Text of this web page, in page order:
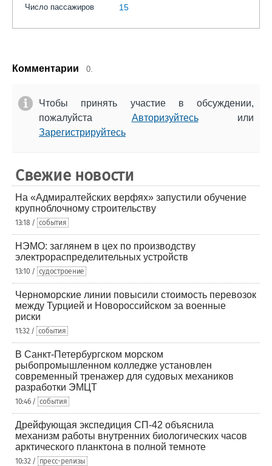
Число пассажиров 15
Комментарии 0.
Чтобы принять участие в обсуждении,
пожалуйста Авторизуйтесьили
Зарегистрируйтесь
Свежие новости
На «Адмиралтейских верфях» запустили обучение
крупноблочному строительству
13:18 / события
НЭМО: заглянем в цех по производству
электрораспределительных устройств
13:10 / судостроение
Черноморские линии повысили стоимость перевозок
между Турцией и Новороссийском за военные
риски
11:32 / события
В Санкт-Петербургском морском
рыбопромышленном колледже установлен
современный тренажер для судовых механиков
разработки ЭМЦТ
10:46 / события
Дрейфующая экспедиция СП-42 объяснила
механизм работы внутренних биологических часов
арктического планктона в полной темноте
10:32 / пресс-релизы